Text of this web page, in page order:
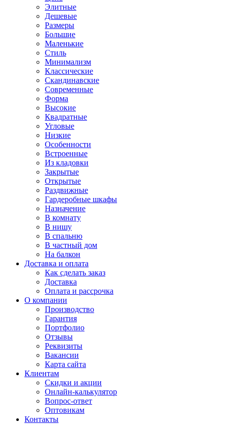
Элитные
Дешевые
Размеры
Большие
Маленькие
Стиль
Минимализм
Классические
Скандинавские
Современные
Форма
Высокие
Квадратные
Угловые
Низкие
Особенности
Встроенные
Из кладовки
Закрытые
Открытые
Раздвижные
Гардеробные шкафы
Назначение
В комнату
В нишу
В спальню
В частный дом
На балкон
Доставка и оплата
Как сделать заказ
Доставка
Оплата и рассрочка
О компании
Производство
Гарантия
Портфолио
Отзывы
Реквизиты
Вакансии
Карта сайта
Клиентам
Скидки и акции
Онлайн-калькулятор
Вопрос-ответ
Оптовикам
Контакты